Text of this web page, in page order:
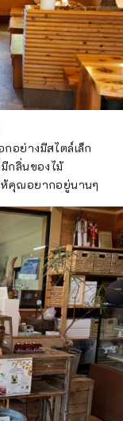
อย่างมีสไตล์เล็ก
กลิ่นของไม้
ห้คุณอยากอยู่นานๆ